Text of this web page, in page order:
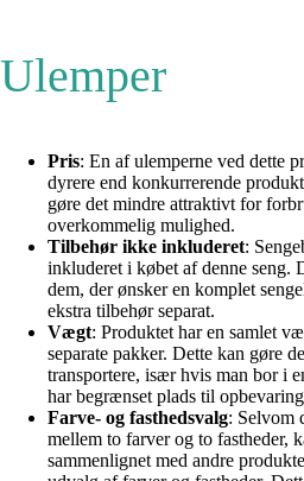
Ulemper
Pris: En af ulemperne ved dette
dyrere end konkurrerende
gøre det mindre attraktivt for
overkommelig mulighed.
Tilbehør ikke inkluderet:
inkluderet i købet af denne seng.
dem, der ønsker en komplet
ekstra tilbehør separat.
Vægt: Produktet har en samlet
separate pakker. Dette kan gøre
transportere, især hvis man bor i
har begrænset plads til
Farve- og fasthedsvalg: Selvom
mellem to farver og to fastheder,
sammenlignet med andre